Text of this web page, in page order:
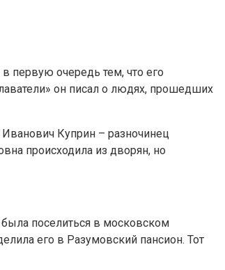
первую очередь тем, что его
он писал о людях, прошедших
Иванович Куприн – разночинец
происходила из дворян, но
поселиться в московском
его в Разумовский пансион. Тот